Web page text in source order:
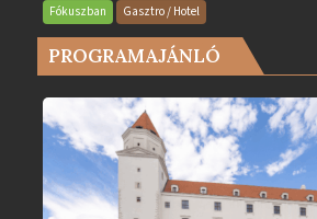
legjobb
városa
2025-
bejegyzéshez
Fókuszban Gasztro / Hotel
PROGRAMAJÁNLÓ